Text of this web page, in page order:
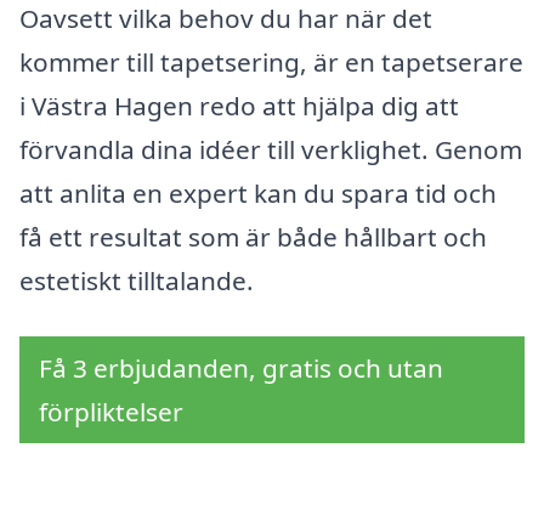
Oavsett vilka behov du har när det
kommer till tapetsering, är en tapetserare
i Västra Hagen redo att hjälpa dig att
förvandla dina idéer till verklighet. Genom
att anlita en expert kan du spara tid och
få ett resultat som är både hållbart och
estetiskt tilltalande.
Få 3 erbjudanden, gratis och utan
förpliktelser